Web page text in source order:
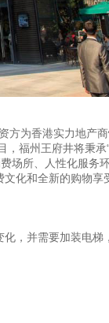
为香港实力地产
福州王府井将秉承
场所、人性化服务
化和全新的购物享
，并需要加装电梯